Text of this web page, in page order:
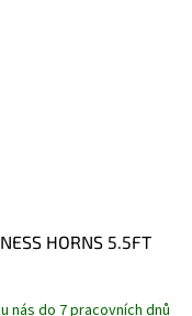
HORNS 5.5FT
nás do 7 pracovních dnů